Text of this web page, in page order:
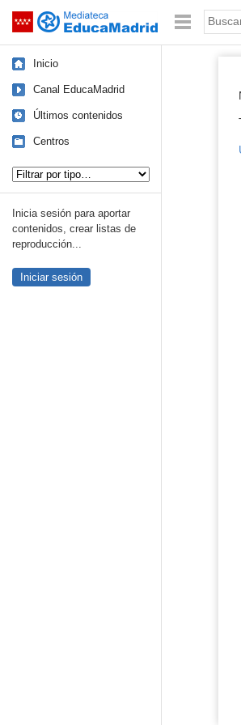
Saltar navegación
Inicio
Canal EducaMadrid
Últimos contenidos
Centros
Inicia sesión para aportar
contenidos, crear listas de
reproducción...
Iniciar sesión